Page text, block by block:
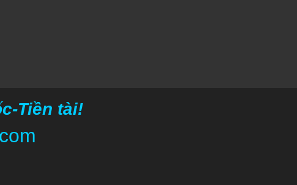
Tiền tài!